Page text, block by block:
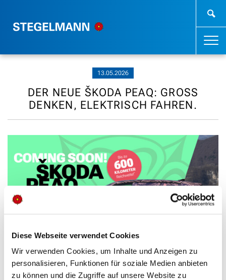
Diese Webseite verwendet Cookies
Wir verwenden Cookies, um Inhalte und Anzeigen zu
personalisieren, Funktionen für soziale Medien anbieten
zu können und die Zugriffe auf unsere Website zu
13.05.2026
DER NEUE ŠKODA PEAQ: GROSS D
ENKEN, ELEKTRISCH FAHREN.
Abbildung zeigt Sonderausstattung gegen Mehrpreis.